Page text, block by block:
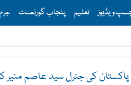
This is the
ویڈیوز تعلیم پنجاب گورنمنٹ
کی جنرل سید عاصم منیر